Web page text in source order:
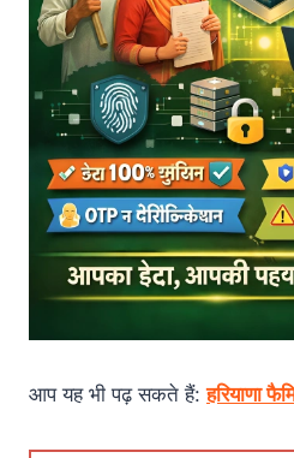
आप यह भी पढ़ सकते हैं:हरियाणा